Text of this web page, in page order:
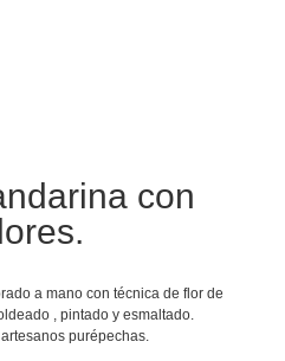
con
a mano con técnica de flor de
, pintado y esmaltado.
purépechas.